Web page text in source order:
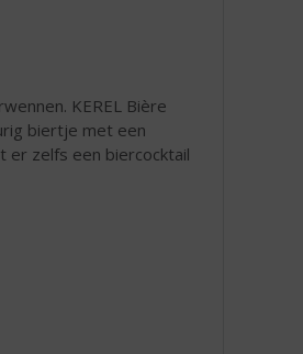
KEREL Bière
biertje met een
er zelfs een biercocktail